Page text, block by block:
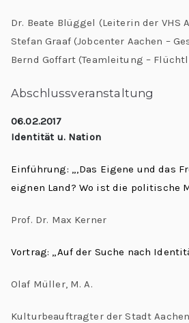
Dr. Beate Blüggel (Leiterin der VHS
Stefan Graaf (Jobcenter Aachen –
Bernd Goffart (Teamleitung –
Abschlussveranstaltung
06.02.2017
Identität u. Nation
Einführung: „‚Das Eigene und das
eignen Land? Wo ist die politische
Prof. Dr. Max Kerner
Vortrag: „Auf der Suche nach
Olaf Müller, M. A.
Kulturbeauftragter der Stadt Aachen